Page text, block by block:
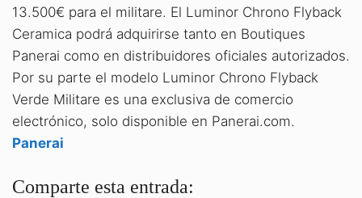
13.500€ para el militare. El Luminor Chrono Flyback
Ceramica podrá adquirirse tanto en Boutiques
Panerai como en distribuidores oficiales autorizados.
Por su parte el modelo Luminor Chrono Flyback
Verde Militare es una exclusiva de comercio
electrónico, solo disponible en Panerai.com.
Panerai
Comparte esta entrada: